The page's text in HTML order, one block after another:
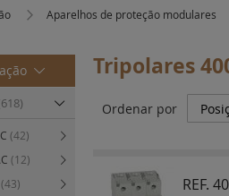
Aparelhos de proteção modulares
Tripolares
Ordenar por
REF.
(42)
(12)
(43)